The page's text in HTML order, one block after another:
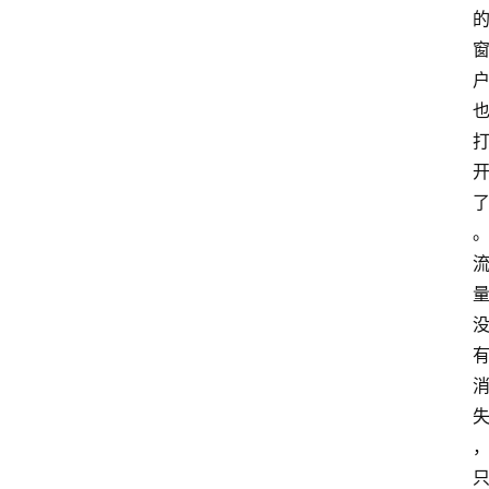
的
窗
户
也
打
开
了
。
流
量
没
有
消
失
，
只